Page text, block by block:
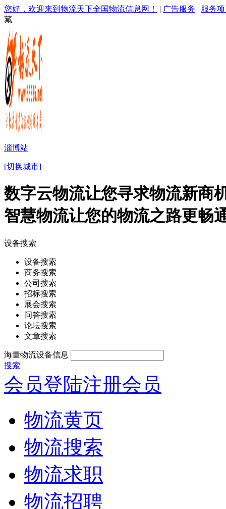
您好，欢迎来到物流天下全国物流信息网！ | 广告服务 | 服务
藏
淄博站
[切换城市]
数字云物流让您寻求物流新商
智慧物流让您的物流之路更畅
设备搜索
设备搜索
商务搜索
公司搜索
招标搜索
展会搜索
问答搜索
论坛搜索
文章搜索
海量物流设备信息
搜索
会员登陆注册会员
物流黄页
物流搜索
物流求职
物流招聘